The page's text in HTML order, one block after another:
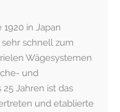
in Japan
schnell zum
Wägesystemen
und
Jahren ist das
und etablierte